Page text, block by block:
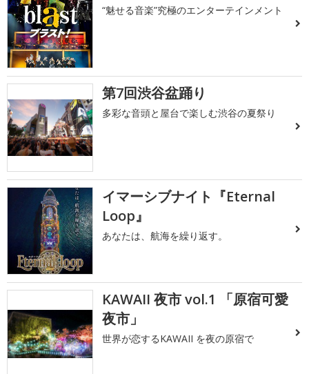
“魅せる音楽”究極のエンターテインメント
第7回渋谷盆踊り
多彩な音頭と屋台で楽しむ渋谷の夏祭り
イマーシブナイト『Eternal
Loop』
あなたは、航海を繰り返す。
KAWAII 夜市 vol.1 「原宿可愛
夜市」
世界が恋するKAWAII を夜の原宿で